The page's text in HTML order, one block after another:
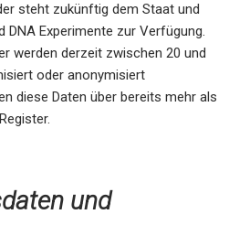
steht zukünftig dem Staat und
DNA Experimente zur Verfügung.
werden derzeit zwischen 20 und
oder anonymisiert
diese Daten über bereits mehr als
und